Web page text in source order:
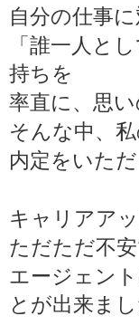
自分の仕事
「誰一人と
持ちを
率直に、思
そんな中、
内定をいた
キャリアア
ただただ不
エージェン
とが出来まし